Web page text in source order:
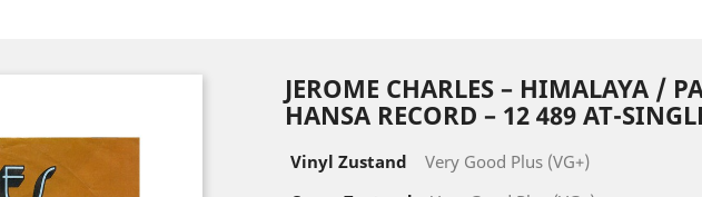
JEROME CHARLES ‎– HIMALAYA /
HANSA RECORD ‎– 12 489 AT-
Vinyl Zustand
Very Good Plus (VG+)